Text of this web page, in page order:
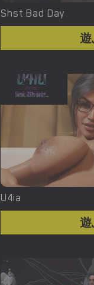
Shst Bad Day
遊
U4ia
遊